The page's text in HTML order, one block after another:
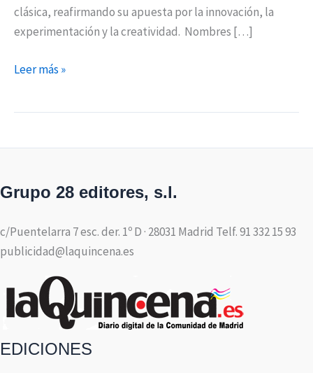
clásica, reafirmando su apuesta por la innovación, la
experimentación y la creatividad. Nombres […]
Leer más »
Grupo 28 editores, s.l.
c/Puentelarra 7 esc. der. 1º D · 28031 Madrid Telf. 91 332 15 93
publicidad@laquincena.es
EDICIONES